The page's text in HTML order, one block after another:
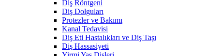
Diş Röntgeni
Diş Dolguları
Protezler ve Bakımı
Kanal Tedavisi
Diş Eti Hastalıkları ve Diş Taşı
Diş Hassasiyeti